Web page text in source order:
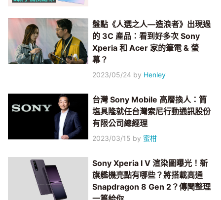
盤點《人選之人—造浪者》出現過
的 3C 產品：看到好多次 Sony
Xperia 和 Acer 家的筆電 & 螢
幕？
2023/05/24 by Henley
台灣 Sony Mobile 高層換人：筒
塩具隆就任台灣索尼行動通訊股份
有限公司總經理
2023/03/15 by 蜜柑
Sony Xperia I V 渲染圖曝光！新
旗艦機亮點有哪些？將搭載高通
Snapdragon 8 Gen 2？傳聞整理